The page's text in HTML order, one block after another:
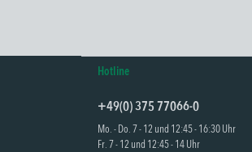
Hotline
+49(0) 375 77066-0
Mo. - Do. 7 - 12 und 12:45 - 16:30 Uhr
Fr. 7 - 12 und 12:45 - 14 Uhr